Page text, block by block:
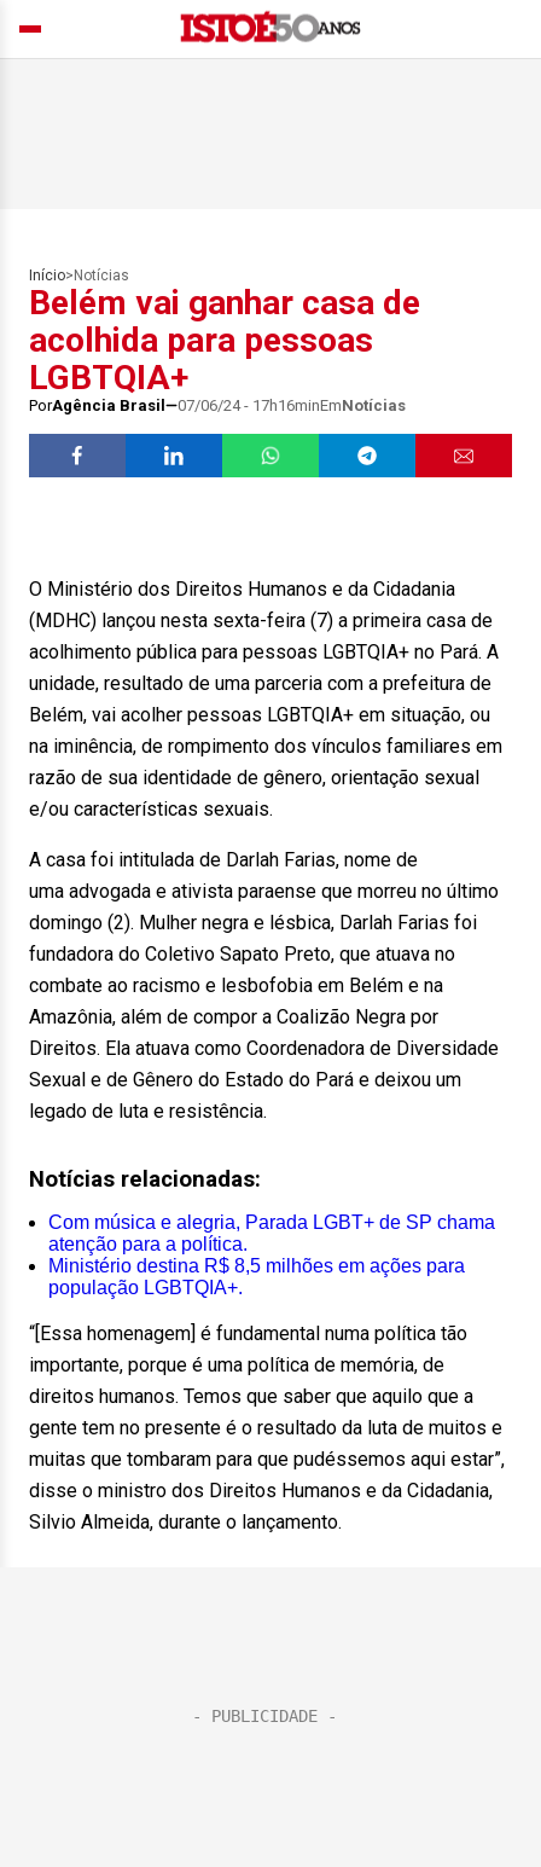
Início> Notícias
Belém vai ganhar casa de
acolhida para pessoas
LGBTQIA+
PorAgência Brasil 07/06/24 - 17h16minEmNotícias
O Ministério dos Direitos Humanos e da Cidadania
(MDHC) lançou nesta sexta-feira (7) a primeira casa de
acolhimento pública para pessoas LGBTQIA+ no Pará. A
unidade, resultado de uma parceria com a prefeitura de
Belém, vai acolher pessoas LGBTQIA+ em situação, ou
na iminência, de rompimento dos vínculos familiares em
razão de sua identidade de gênero, orientação sexual
e/ou características sexuais.
A casa foi intitulada de Darlah Farias, nome de
uma advogada e ativista paraense que morreu no último
domingo (2). Mulher negra e lésbica, Darlah Farias foi
fundadora do Coletivo Sapato Preto, que atuava no
combate ao racismo e lesbofobia em Belém e na
Amazônia, além de compor a Coalizão Negra por
Direitos. Ela atuava como Coordenadora de Diversidade
Sexual e de Gênero do Estado do Pará e deixou um
legado de luta e resistência.
Notícias relacionadas:
Com música e alegria, Parada LGBT+ de SP chama
atenção para a política.
Ministério destina R$ 8,5 milhões em ações para
população LGBTQIA+.
“[Essa homenagem] é fundamental numa política tão
importante, porque é uma política de memória, de
direitos humanos. Temos que saber que aquilo que a
gente tem no presente é o resultado da luta de muitos e
muitas que tombaram para que pudéssemos aqui estar”,
disse o ministro dos Direitos Humanos e da Cidadania,
Silvio Almeida, durante o lançamento.